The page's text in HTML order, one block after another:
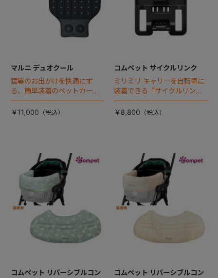
マルニ デュオクール
猛暑のお出かけを快適にす
る、簡単装着のペットカート
専用ダブル送風ファンが登
場。
￥11,000
コムペット サイクルリンク
ミリミリ キャリーを自転車に
装着できる『サイクルリン
ク』が登場！
￥8,800
コムペット リバーシブルコン
コムペット リバーシブルコン